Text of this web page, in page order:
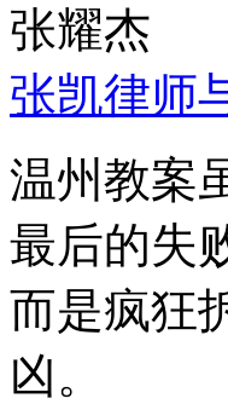
张耀杰
张凯律师
温州教案
最后的失
而是疯狂
凶。